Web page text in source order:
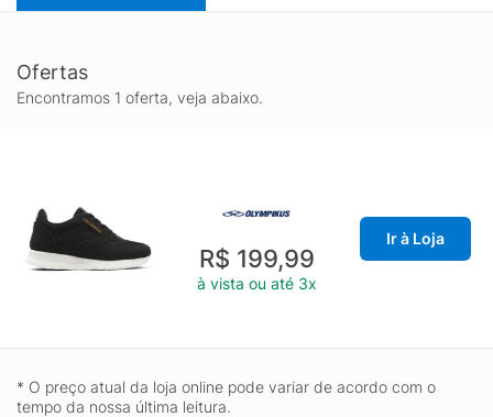
Ofertas
Encontramos 1 oferta, veja abaixo.
R$ 199,99
à vista ou até 3x
Ir à Loja
* O preço atual da loja online pode variar de acordo com o
tempo da nossa última leitura.